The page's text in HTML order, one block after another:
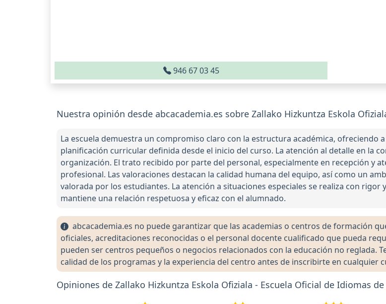
946 67 03 45
Nuestra opinión desde abcacademia.es sobre Zallako Hizkuntza Eskola
La escuela demuestra un compromiso claro con la estructura académica, ofreciendo
planificación curricular definida desde el inicio del curso. La atención al detalle en la
organización. El trato recibido por parte del personal, especialmente en recepción y
profesional. Las valoraciones destacan la calidad humana del equipo, así como un
valorada por los estudiantes. La atención a situaciones especiales se realiza con
mantiene una relación respetuosa y eficaz con el alumnado.
abcacademia.es no puede garantizar que las academias o centros de formación
oficiales, acreditaciones reconocidas o el personal docente cualificado que pueda
pueden ser centros pequeños o negocios relacionados con la educación no reglada.
calidad de los programas y la experiencia del centro antes de inscribirte en cualquier
Opiniones de Zallako Hizkuntza Eskola Ofiziala - Escuela Oficial de Idiomas de